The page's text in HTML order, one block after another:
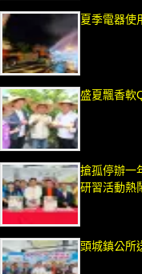
夏季電器使
盛夏飄香軟
搶孤停辦一
研習活動熱
頭城鎮公所